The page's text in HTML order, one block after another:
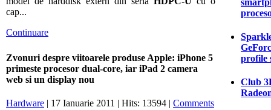
cap...
Continuare
Zvonuri despre viitoarele produse Apple: iPhone 5
primeste procesor dual-core, iar iPad 2 camera
web si un display nou
Hardware | 17 Ianuarie 2011 | Hits: 13594 | Comments
profile
Club